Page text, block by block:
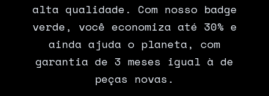
alta qualidade. Com nosso badge
verde, você economiza até 30% e
ainda ajuda o planeta, com
garantia de 3 meses igual à de
peças novas.